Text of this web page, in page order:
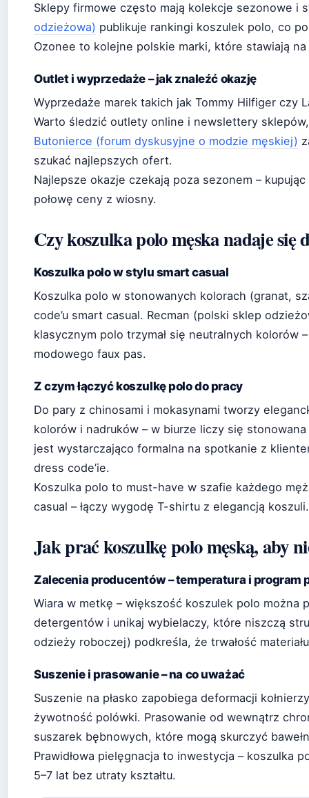
Sklepy firmowe często mają kolekcje sezonowe i
odzieżowa) publikuje rankingi koszulek polo, co
Ozonee to kolejne polskie marki, które stawiają
Outlet i wyprzedaże – jak znaleźć okazję
Wyprzedaże marek takich jak Tommy Hilfiger czy
Warto śledzić outlety online i newslettery
Butonierce (forum dyskusyjne o modzie męskiej)
szukać najlepszych ofert.
Najlepsze okazje czekają poza sezonem –
połowę ceny z wiosny.
Czy koszulka polo męska nadaje się
Koszulka polo w stylu smart casual
Koszulka polo w stonowanych kolorach (granat,
code’u smart casual. Recman (polski sklep
klasycznym polo trzymał się neutralnych kolorów
modowego faux pas.
Z czym łączyć koszulkę polo do pracy
Do pary z chinosami i mokasynami tworzy
kolorów i nadruków – w biurze liczy się
jest wystarczająco formalna na spotkanie z
dress code’ie.
Koszulka polo to must-have w szafie każdego
casual – łączy wygodę T-shirtu z elegancją koszuli.
Jak prać koszulkę polo męską, aby
Zalecenia producentów – temperatura i program
Wiara w metkę – większość koszulek polo można
detergentów i unikaj wybielaczy, które niszczą
odzieży roboczej) podkreśla, że trwałość
Suszenie i prasowanie – na co uważać
Suszenie na płasko zapobiega deformacji
żywotność polówki. Prasowanie od wewnątrz
suszarek bębnowych, które mogą skurczyć
Prawidłowa pielęgnacja to inwestycja – koszulka
5–7 lat bez utraty kształtu.